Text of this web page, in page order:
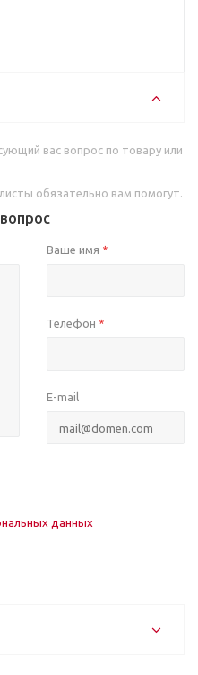
вас вопрос по товару или
обязательно вам помогут.
Ваше имя *
Телефон *
E-mail
данных